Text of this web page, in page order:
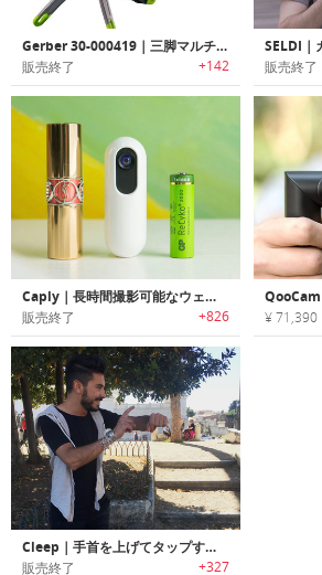
Gerber 30-000419｜三脚マルチツール
販売終了 +142 販売終了
Caply｜長時間撮影可能なウェアラブルカメラ「カプリー」
販売終了 +826 ¥ 71,390
Cleep｜手首を上げてタップするだけで撮影可能なウェアラブルリストカメラ「クリープ」
販売終了 +327